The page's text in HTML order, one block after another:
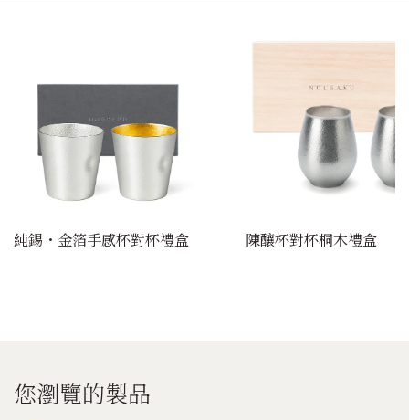
純錫・金箔手感杯對杯禮盒 陳釀杯對杯桐木禮盒
您瀏覽的製品